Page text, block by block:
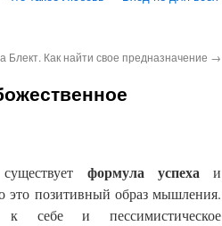
Блект. Как найти свое предназначение →
формула успехаи
это позитивный образ мышления.
к себе и пессимистическое